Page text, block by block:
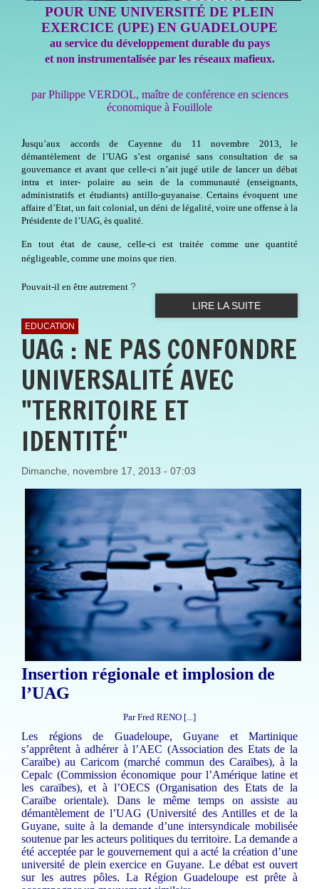
POUR UNE UNIVERSITÉ DE PLEIN
EXERCICE (UPE) EN GUADELOUPE
au service du développement durable du pays
et non instrumentalisée par les réseaux mafieux.
par Philippe VERDOL, maître de conférence en sciences
économique à Fouillole
Jusqu’aux accords de Cayenne du 11 novembre 2013, le
démantèlement de l’UAG s’est organisé sans consultation de sa
gouvernance et avant que celle-ci n’ait jugé utile de lancer un débat
intra et inter- polaire au sein de la communauté (enseignants,
administratifs et étudiants) antillo-guyanaise. Certains évoquent une
affaire d’Etat, un fait colonial, un déni de légalité, voire une offense à la
Présidente de l’UAG, ès qualité.
En tout état de cause, celle-ci est traitée comme une quantité
négligeable, comme une moins que rien.
Pouvait-il en être autrement ?
LIRE LA SUITE
EDUCATION
UAG : NE PAS CONFONDRE
UNIVERSALITÉ AVEC
"TERRITOIRE ET
IDENTITÉ"
Dimanche, novembre 17, 2013 - 07:03
Insertion régionale et implosion de
l’UAG
Par Fred RENO [...]
Les régions de Guadeloupe, Guyane et Martinique
s’apprêtent à adhérer à l’AEC (Association des Etats de la
Caraïbe) au Caricom (marché commun des Caraïbes), à la
Cepalc (Commission économique pour l’Amérique latine et
les caraïbes), et à l’OECS (Organisation des Etats de la
Caraïbe orientale). Dans le même temps on assiste au
démantèlement de l’UAG (Université des Antilles et de la
Guyane, suite à la demande d’une intersyndicale mobilisée
soutenue par les acteurs politiques du territoire. La demande a
été acceptée par le gouvernement qui a acté la création d’une
université de plein exercice en Guyane. Le débat est ouvert
sur les autres pôles. La Région Guadeloupe est prête à